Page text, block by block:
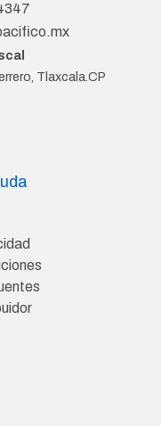
Tlaxcala.CP